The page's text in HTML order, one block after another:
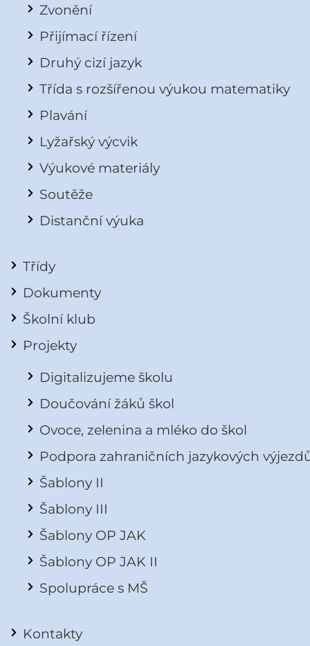
Zvonění
Přijímací řízení
Druhý cizí jazyk
Třída s rozšířenou výukou matematiky
Plavání
Lyžařský výcvik
Výukové materiály
Soutěže
Distanční výuka
Třídy
Dokumenty
Školní klub
Projekty
Digitalizujeme školu
Doučování žáků škol
Ovoce, zelenina a mléko do škol
Podpora zahraničních jazykových
Šablony II
Šablony III
Šablony OP JAK
Šablony OP JAK II
Spolupráce s MŠ
Kontakty